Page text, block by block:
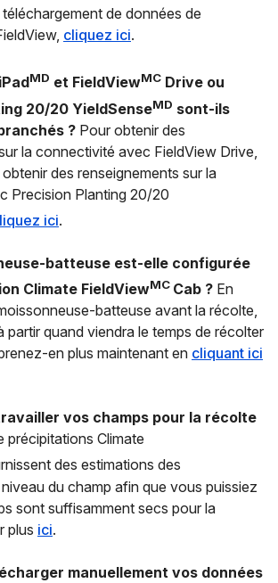
de données de
cliquez ici.
MD et FieldViewMC Drive ou
20/20 YieldSenseMD sont-ils
? Pour obtenir des
la connectivité avec FieldView Drive,
des renseignements sur la
Precision Planting 20/20
ici.
batteuse est-elle configurée
Climate FieldViewMC Cab ? En
batteuse avant la récolte,
partir quand viendra le temps de récolter
en plus maintenant en cliquant ici
vos champs pour la récolte
précipitations Climate
des estimations des
du champ afin que vous puissiez
sont suffisamment secs pour la
plus ici.
manuellement vos données